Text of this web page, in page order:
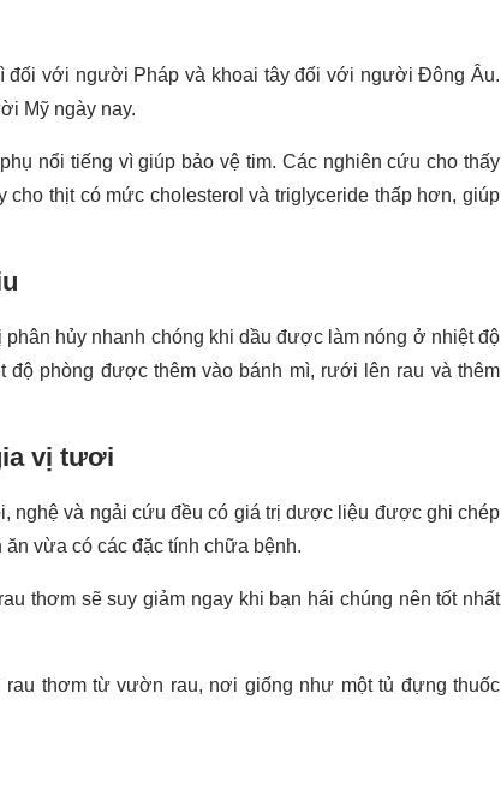
đối với người Pháp và khoai tây đối với người Đông Âu.
Mỹ ngày nay.
nổi tiếng vì giúp bảo vệ tim. Các nghiên cứu cho thấy
thịt có mức cholesterol và triglyceride thấp hơn, giúp
hủy nhanh chóng khi dầu được làm nóng ở nhiệt độ
phòng được thêm vào bánh mì, rưới lên rau và thêm
vị tươi
nghệ và ngải cứu đều có giá trị dược liệu được ghi chép
vừa có các đặc tính chữa bệnh.
thơm sẽ suy giảm ngay khi bạn hái chúng nên tốt nhất
thơm từ vườn rau, nơi giống như một tủ đựng thuốc